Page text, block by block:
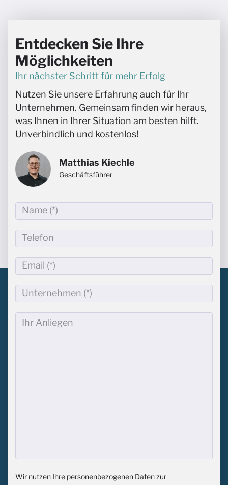
Entdecken Sie Ihre
Möglichkeiten
Ihr nächster Schritt für mehr Erfolg
Nutzen Sie unsere Erfahrung auch für Ihr
Unternehmen. Gemeinsam finden wir heraus,
was Ihnen in Ihrer Situation am besten hilft.
Unverbindlich und kostenlos!
Matthias Kiechle
Geschäftsführer
Name
(*)*
Telefon
Email*
Unternehmen
(*)
Ihr
Wir nutzen Ihre personenbezogenen Daten zur